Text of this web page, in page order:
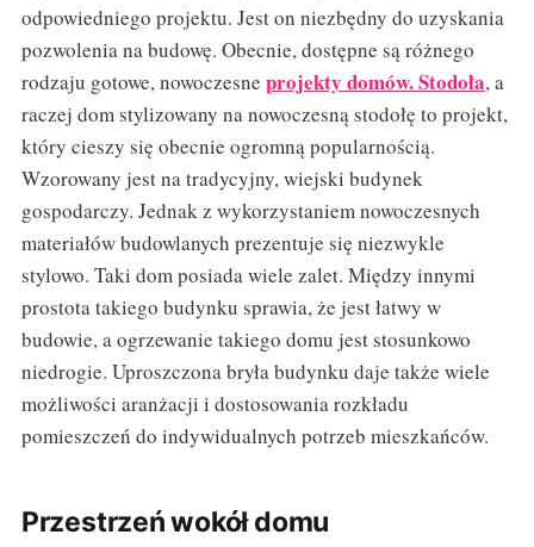
odpowiedniego projektu. Jest on niezbędny do uzyskania
pozwolenia na budowę. Obecnie, dostępne są różnego
rodzaju gotowe, nowoczesne projekty domów. Stodoła, a
raczej dom stylizowany na nowoczesną stodołę to projekt,
który cieszy się obecnie ogromną popularnością.
Wzorowany jest na tradycyjny, wiejski budynek
gospodarczy. Jednak z wykorzystaniem nowoczesnych
materiałów budowlanych prezentuje się niezwykle
stylowo. Taki dom posiada wiele zalet. Między innymi
prostota takiego budynku sprawia, że jest łatwy w
budowie, a ogrzewanie takiego domu jest stosunkowo
niedrogie. Uproszczona bryła budynku daje także wiele
możliwości aranżacji i dostosowania rozkładu
pomieszczeń do indywidualnych potrzeb mieszkańców.
Przestrzeń wokół domu